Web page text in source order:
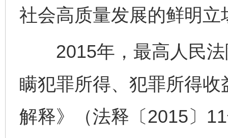
社会高质量发展的鲜明立
2015年，最高人民法
瞒犯罪所得、犯罪所得
解释》（法释〔2015〕